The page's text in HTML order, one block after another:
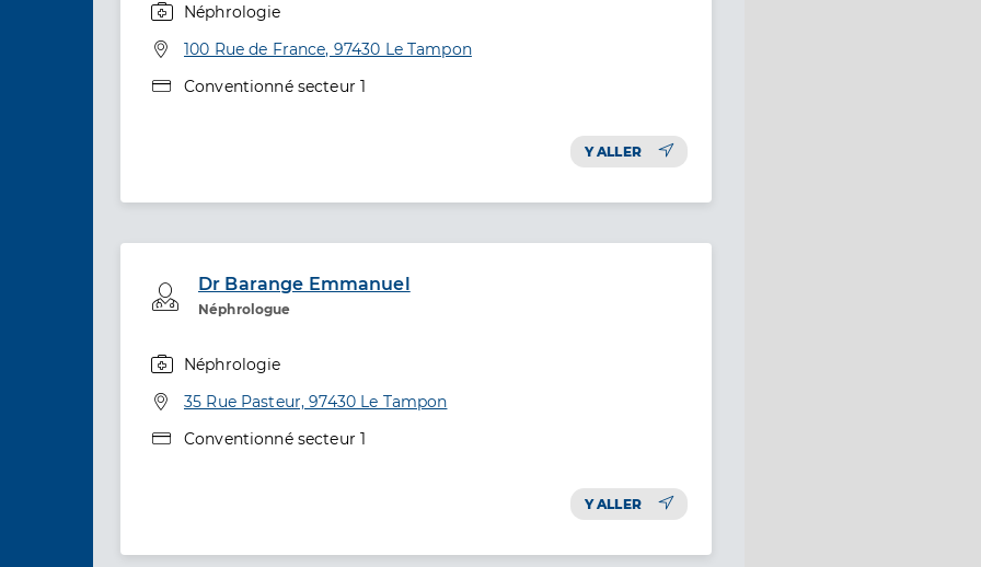
Néphrologie
Adresse
100 Rue de France, 97430 Le Tampon
Type de convention
Conventionné secteur 1
Y ALLER
Dr Barange Emmanuel
Néphrologue
Professionel de santé
Néphrologie
Adresse
35 Rue Pasteur, 97430 Le Tampon
Type de convention
Conventionné secteur 1
Y ALLER